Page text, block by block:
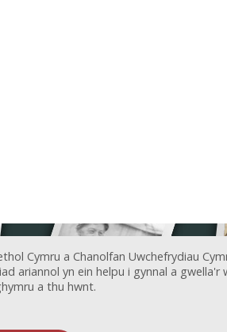
Cymru a Chanolfan Uwchefrydiau
ariannol yn ein helpu i gynnal a gwella'r
a thu hwnt.